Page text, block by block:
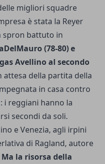
migliori squadre
è stata la Reyer
spron battuto in
(78-80) e
Avellino al secondo
attesa della partita della
in casa contro
i reggiani hanno la
secondi da soli.
e Venezia, agli irpini
di Ragland, autore
Ma la risorsa della